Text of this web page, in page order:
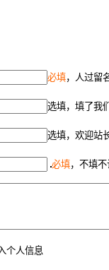
必填，人过留
选填，填了我
选填，欢迎站
必填，不填
个人信息